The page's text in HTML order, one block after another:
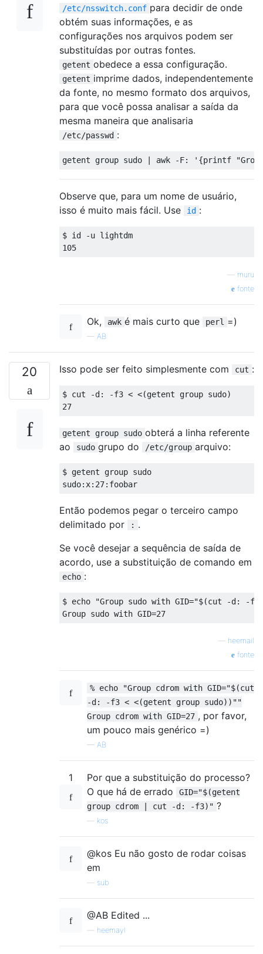
/etc/nsswitch.conf para decidir de onde
obtém suas informações, e as
configurações nos arquivos podem ser
substituídas por outras fontes.
getent obedece a essa configuração.
getent imprime dados, independentemente
da fonte, no mesmo formato dos arquivos,
para que você possa analisar a saída da
mesma maneira que analisaria
/etc/passwd :
Observe que, para um nome de usuário,
isso é muito mais fácil. Use
id :
$ id -u lightdm
muru
fonte
Ok, awk é mais curto que perl =)
— AB
20 Isso pode ser feito simplesmente com cut :
$ cut -d: -f3 < <(getent group sudo)
getent group sudo obterá a linha referente
ao
sudo grupo do /etc/group arquivo:
$ getent group sudo
Então podemos pegar o terceiro campo
delimitado por
: .
Se você desejar a sequência de saída de
acordo, use a substituição de comando em
echo :
$ echo "Group sudo with GID="$(cut -d: -
heemail
fonte
% echo "Group cdrom with GID="$(cut
-d: -f3 < <(getent group sudo))""
Group cdrom with GID=27 , por favor,
um pouco mais genérico =)
— AB
1
Por que a substituição do processo?
O que há de errado
GID="$(getent
group cdrom | cut -d: -f3)" ?
kos
@kos Eu não gosto de rodar coisas
em
sub
@AB Edited ...
heemayl